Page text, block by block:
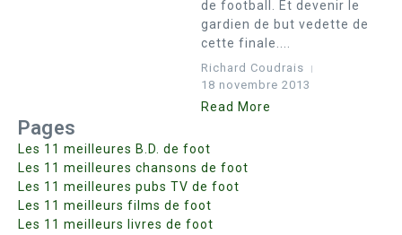
de football. Et devenir le
gardien de but vedette de
cette finale....
Richard Coudrais
18 novembre 2013
Read More
Pages
Les 11 meilleures B.D. de foot
Les 11 meilleures chansons de foot
Les 11 meilleures pubs TV de foot
Les 11 meilleurs films de foot
Les 11 meilleurs livres de foot